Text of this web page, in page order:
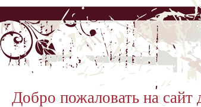
Добро пожаловать на